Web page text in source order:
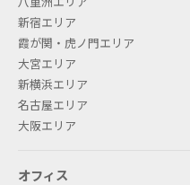
新宿エリア
霞が関・虎ノ門エリア
大宮エリア
新横浜エリア
名古屋エリア
大阪エリア
オフィス